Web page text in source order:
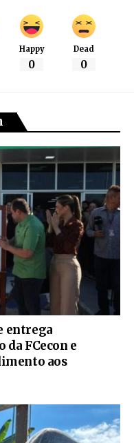
Happy
0
Dead
0
entrega
da FCecon e
aos